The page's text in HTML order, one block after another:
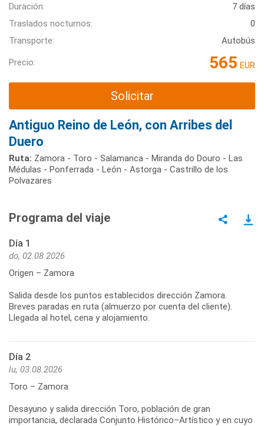
Duración:
7 días
Traslados nocturnos:
0
Transporte:
Autobús
Precio: 565 EUR
Solicitar
Antiguo Reino de León, con Arribes del
Duero
Ruta: Zamora - Toro - Salamanca - Miranda do Douro - Las
Médulas - Ponferrada - León - Astorga - Castrillo de los
Polvazares
Programa del viaje
Día 1
do, 02.08.2026
Origen – Zamora
Salida desde los puntos establecidos dirección Zamora.
Breves paradas en ruta (almuerzo por cuenta del cliente).
Llegada al hotel, cena y alojamiento.
Día 2
lu, 03.08.2026
Toro – Zamora
Desayuno y salida dirección Toro, población de gran
importancia, declarada Conjunto Histórico–Artístico y en cuyo